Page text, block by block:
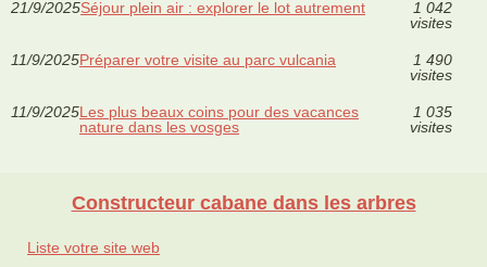
21/9/2025Séjour plein air : explorer le lot autrement
1 042
visites
11/9/2025Préparer votre visite au parc vulcania
1 490
visites
11/9/2025Les plus beaux coins pour des vacances
nature dans les vosges
1 035
visites
Constructeur cabane dans les arbres
Liste votre site web